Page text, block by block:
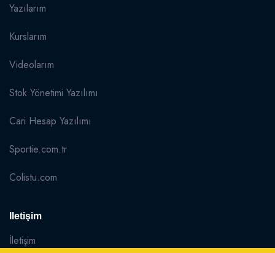
Yazılarım
Kurslarım
Videolarım
Stok Yönetimi Yazılımı
Cari Hesap Yazılımı
Sportie.com.tr
Colistu.com
Iletişim
İletişim